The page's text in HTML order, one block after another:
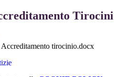
Tirocini
Accreditamento tirocinio.docx